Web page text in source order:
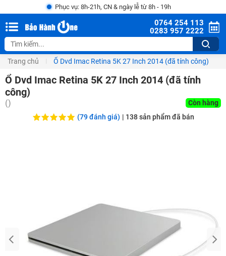
Phục vụ: 8h-21h, CN & ngày lễ từ 8h - 19h
0764 254 113
0283 957 2222
Trang chủ Ổ Dvd Imac Retina 5K 27 Inch 2014 (đã tính công)
Ổ Dvd Imac Retina 5K 27 Inch 2014 (đã tính
công)
()
Còn hàng
(79 đánh giá) | 138sản phẩm đã bán